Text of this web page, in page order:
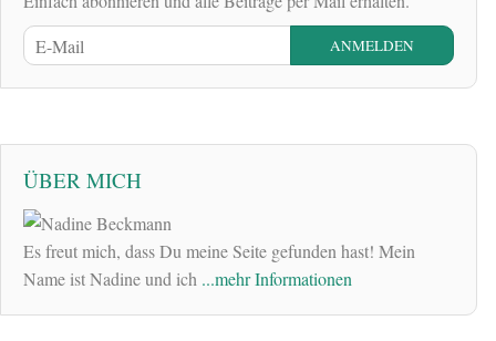
ÜBER MICH
Es freut mich, dass Du meine Seite gefunden hast! Mein
Name ist Nadine und ich ...mehr Informationen